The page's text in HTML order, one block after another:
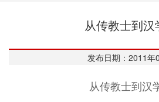
从传教士到汉
发布日期：2011年
从传教士到汉